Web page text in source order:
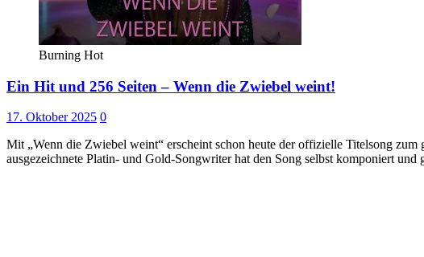
Burning Hot
Ein Hit und 256 Seiten – Wenn die Zwiebel weint!
17. Oktober 2025 0
Mit „Wenn die Zwiebel weint“ erscheint schon heute der offizielle Titelsong
ausgezeichnete Platin- und Gold-Songwriter hat den Song selbst komponiert